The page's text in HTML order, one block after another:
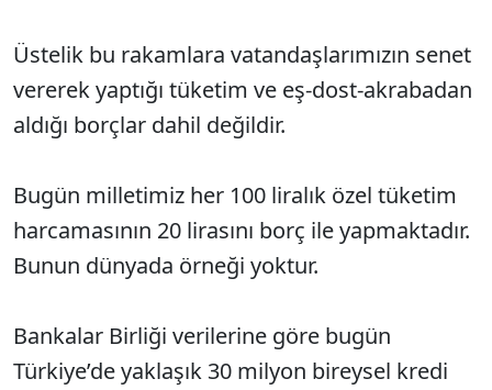
Üstelik bu rakamlara vatandaşlarımızın senet
vererek yaptığı tüketim ve eş-dost-akrabadan
aldığı borçlar dahil değildir.
Bugün milletimiz her 100 liralık özel tüketim
harcamasının 20 lirasını borç ile yapmaktadır.
Bunun dünyada örneği yoktur.
Bankalar Birliği verilerine göre bugün
Türkiye’de yaklaşık 30 milyon bireysel kredi